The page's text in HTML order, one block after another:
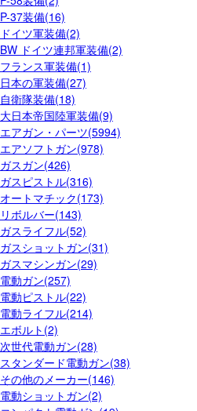
P-37装備(16)
ドイツ軍装備(2)
BW ドイツ連邦軍装備(2)
フランス軍装備(1)
日本の軍装備(27)
自衛隊装備(18)
大日本帝国陸軍装備(9)
エアガン・パーツ(5994)
エアソフトガン(978)
ガスガン(426)
ガスピストル(316)
オートマチック(173)
リボルバー(143)
ガスライフル(52)
ガスショットガン(31)
ガスマシンガン(29)
電動ガン(257)
電動ピストル(22)
電動ライフル(214)
エボルト(2)
次世代電動ガン(28)
スタンダード電動ガン(38)
その他のメーカー(146)
電動ショットガン(2)